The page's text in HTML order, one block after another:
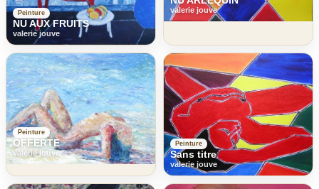
Peinture
NU AUX FRUITS
valerie jouve
valerie jouve
Peinture
OFFERTE
valerie jouve
Peinture
Sans titre
valerie jouve